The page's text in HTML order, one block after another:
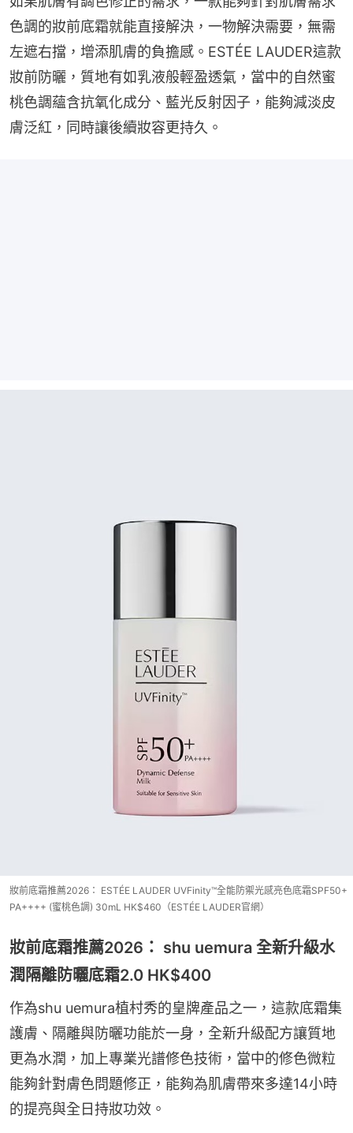
色調的妝前底霜就能直接解決，一物解決需要，無需
左遮右擋，增添肌膚的負擔感。ESTÉE LAUDER這款
妝前防曬，質地有如乳液般輕盈透氣，當中的自然蜜
桃色調蘊含抗氧化成分、藍光反射因子，能夠減淡皮
膚泛紅，同時讓後續妝容更持久。
妝前底霜推薦2026： ESTÉE LAUDER UVFinity™全能防禦光感亮色底霜SPF50+
PA++++ (蜜桃色調) 30mL HK$460（ESTÉE LAUDER官網）
妝前底霜推薦2026： shu uemura 全新升級水
潤隔離防曬底霜2.0 HK$400
作為shu uemura植村秀的皇牌產品之一，這款底霜集
護膚、隔離與防曬功能於一身，全新升級配方讓質地
更為水潤，加上專業光譜修色技術，當中的修色微粒
能夠針對膚色問題修正，能夠為肌膚帶來多達14小時
的提亮與全日持妝功效。